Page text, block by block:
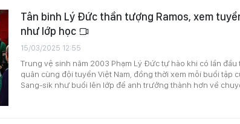
Tân binh Lý Đức thần tượng Ramos, xem
như lớp học
15/03/2025 12:55
Trung vệ sinh năm 2003 Phạm Lý Đức tự hào khi có lần
quân cùng đội tuyển Việt Nam, đồng thời xem mỗi buổi tập
Sang-sik như buổi lên lớp để anh trưởng thành hơn về